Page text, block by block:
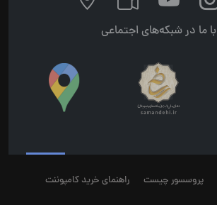
با ما در شبکه‌های اجتماعی
پروسسور چیست راهنمای خرید کامپوننت